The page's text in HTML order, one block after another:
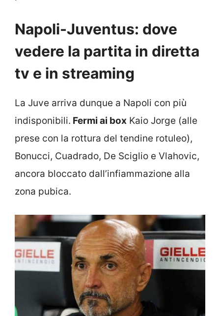
Napoli-Juventus: dove
vedere la partita in diretta
tv e in streaming
La Juve arriva dunque a Napoli con più
indisponibili. Fermi ai box Kaio Jorge (alle
prese con la rottura del tendine rotuleo),
Bonucci, Cuadrado, De Sciglio e Vlahovic,
ancora bloccato dall’infiammazione alla
zona pubica.